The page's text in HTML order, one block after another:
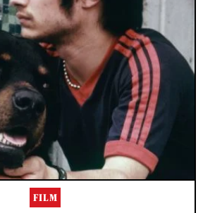
FILM